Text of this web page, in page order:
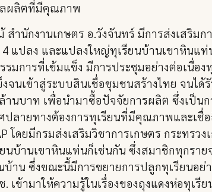
ลผลิตที่มีคุณภาพ
ำนักงานเกษตร อ.วังจันทร์ มีการส่งเสริมก
แปลง และแปลงใหญ่ทุเรียนบ้านเขาหินแท่
การที่เข้มแข็ง มีการประชุมอย่างต่อเนื่อง
นเข้าสู่ระบบสินเชื่อชุมชนสร้างไทย จนได้
นบาท เพื่อนำมาซื้อปัจจัยการผลิต ซึ่งเป็นก
ลายทางต้องการทุเรียนที่มีคุณภาพและเชื่อ
โดยมีกรมส่งเสริมวิชาการเกษตร กระทรวง
นบ้านเขาหินแท่นก็เช่นกัน ซึ่งสมาชิกทุกราย
บ้าน ซึ่งขณะนี้มีการขยายการปลูกทุเรียนอย่
เข้ามาให้ความรู้ในเรื่องของถุงแดงห่อทุเรีย